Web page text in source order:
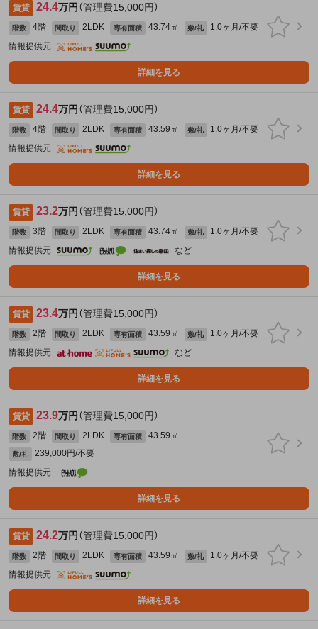
賃貸 24.4万円 （管理費15,000円）
階数 4階 間取り 2LDK 専有面積 43.74㎡ 敷/礼
1.0ヶ月/不要
情報提供元
詳細を見る
賃貸 24.4万円 （管理費15,000円）
階数 4階 間取り 2LDK 専有面積 43.59㎡ 敷/礼
1.0ヶ月/不要
情報提供元
詳細を見る
賃貸 23.2万円 （管理費15,000円）
階数 3階 間取り 2LDK 専有面積 43.74㎡ 敷/礼
1.0ヶ月/不要
情報提供元
など
詳細を見る
賃貸 23.4万円 （管理費15,000円）
階数 2階 間取り 2LDK 専有面積 43.59㎡ 敷/礼
1.0ヶ月/不要
情報提供元
など
詳細を見る
賃貸 23.9万円 （管理費15,000円）
階数 2階 間取り 2LDK 専有面積 43.59㎡
敷/礼
239,000円/不要
情報提供元
詳細を見る
賃貸 24.2万円 （管理費15,000円）
階数 2階 間取り 2LDK 専有面積 43.59㎡ 敷/礼
1.0ヶ月/不要
情報提供元
詳細を見る